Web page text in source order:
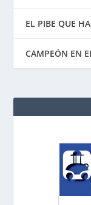
EL PIBE QUE
CAMPEÓN EN